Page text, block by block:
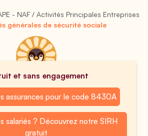
- NAF / Activités Principales Entreprises
générales de sécurité sociale
et sans engagement
assurances pour le code 8430A
salariés ? Découvrez notre SIRH
gratuit